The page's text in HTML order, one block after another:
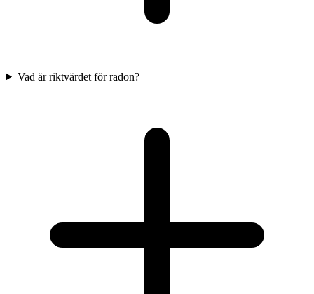
Vad är riktvärdet för radon?